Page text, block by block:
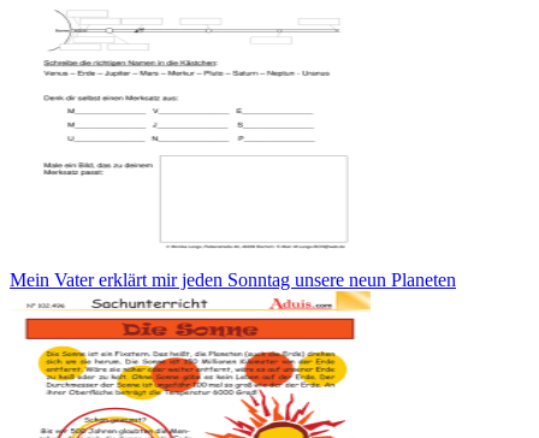
Mein Vater erklärt mir jeden Sonntag unsere neun Planeten